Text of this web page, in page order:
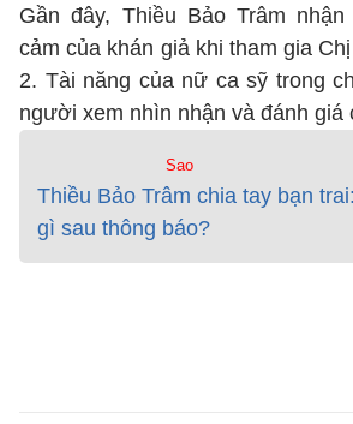
Gần đây, Thiều Bảo Trâm
cảm của khán giả khi tham gia
2. Tài năng của nữ ca sỹ trong
người xem nhìn nhận và đánh giá
Sao
Thiều Bảo Trâm chia tay bạn
gì sau thông báo?